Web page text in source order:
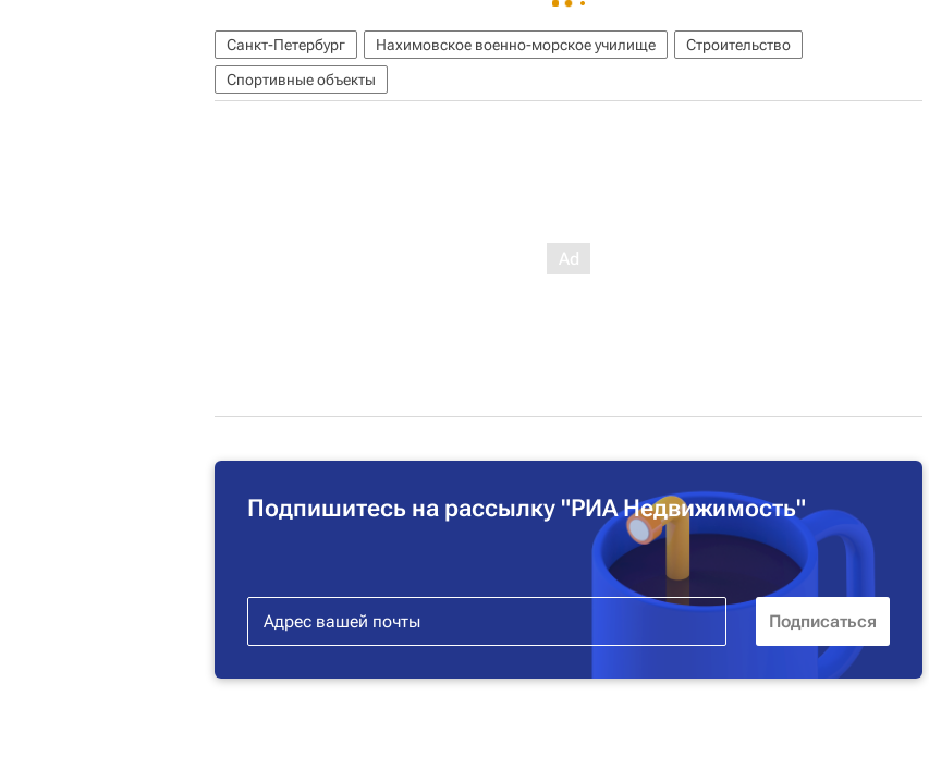
Санкт-Петербург Нахимовское военно-морское училище
Строительство
Спортивные объекты
Подпишитесь на рассылку "РИА Недвижимость"